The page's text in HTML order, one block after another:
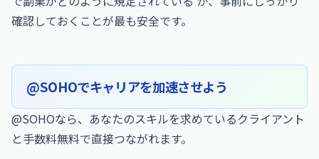
確認しておくことが最も安全です。
@SOHOでキャリアを加速させよう
@SOHOなら、あなたのスキルを求めているクライアント
と手数料無料で直接つながれます。